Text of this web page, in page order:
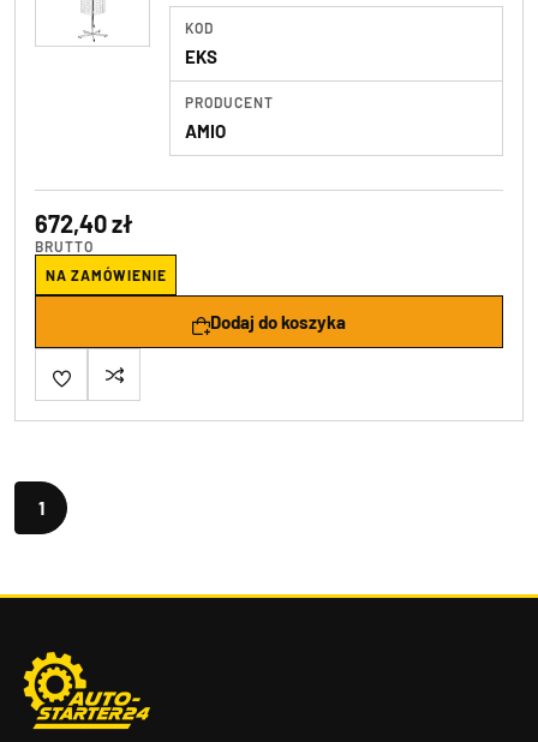
KOD
EKS
PRODUCENT
AMIO
672,40 zł
BRUTTO
NA ZAMÓWIENIE
Dodaj do koszyka
1